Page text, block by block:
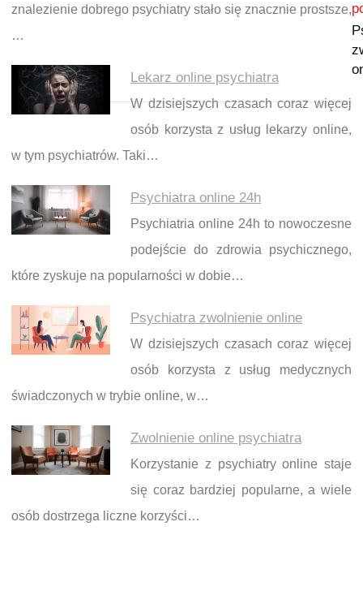
znalezienie dobrego psychiatry stało się znacznie prostsze,
…
Lekarz online psychiatra
W dzisiejszych czasach coraz więcej
osób korzysta z usług lekarzy online,
w tym psychiatrów. Taki…
Psychiatra online 24h
Psychiatria online 24h to nowoczesne
podejście do zdrowia psychicznego,
które zyskuje na popularności w dobie…
Psychiatra zwolnienie online
W dzisiejszych czasach coraz więcej
osób korzysta z usług medycznych
świadczonych w trybie online, w…
Zwolnienie online psychiatra
Korzystanie z psychiatry online staje
się coraz bardziej popularne, a wiele
osób dostrzega liczne korzyści…